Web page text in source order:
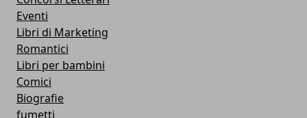
Eventi
Libri di Marketing
Romantici
Libri per bambini
Comici
Biografie
fumetti